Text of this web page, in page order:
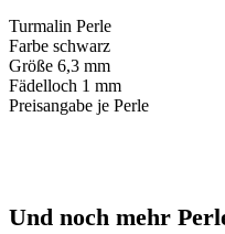
Turmalin Perle
Farbe schwarz
Größe 6,3 mm
Fädelloch 1 mm
Preisangabe je Perle
Und noch mehr